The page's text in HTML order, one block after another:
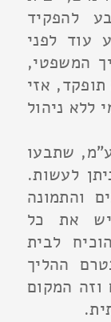
להפקיד
עוד לפני
המשפטי,
אזי
ניהול
שתבעו
לעשות.
והתמונה
את כל
לבית
ההליך
וזה המקום